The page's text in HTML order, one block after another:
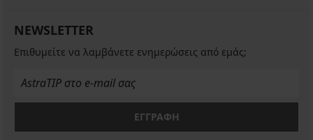
NEWSLETTER
Επιθυμείτε να λαμβάνετε ενημερώσεις από εμάς;
ΕΓΓΡΑΦΗ